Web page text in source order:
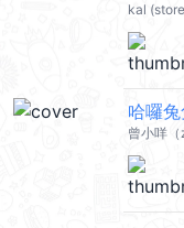
kal
哈囉
曾小咩（